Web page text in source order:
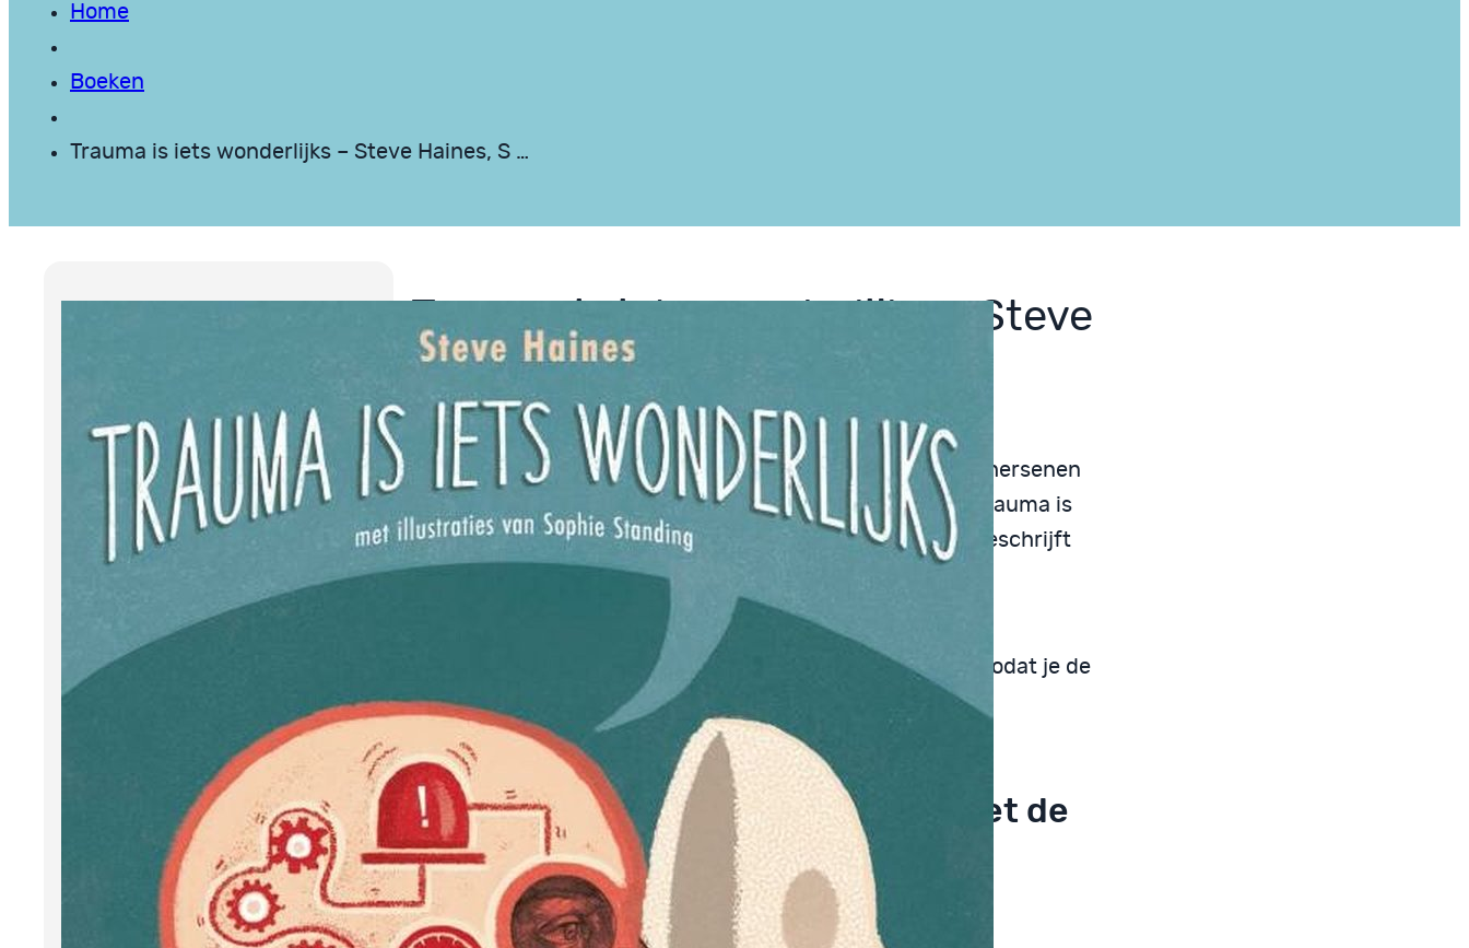
Home
Boeken
Trauma is iets wonderlijks – Steve Haines, S …
Trauma is iets wonderlijks – Steve
Haines, Sophie Standing
Wat is trauma? Hoe verandert het de manier waarop je hersenen
werken? En hoe kun je het te boven komen? Het boek Trauma is
iets wonderlijks van Steve Haines en Sophie Standing beschrijft
wat er gebeurt in je hoofd.
Als je iets traumatisch overkomt, schakelt je lichaam
gebruikelijke processen gedeeltelijk uit. Je dissocieert zodat je de
overweldigende gevoelens niet hoeft te ervaren.
Dit unieke stripboek legt het
wonderlijke van trauma uit, hoe het de
hersenen verwart en het lichaam
beïnvloedt